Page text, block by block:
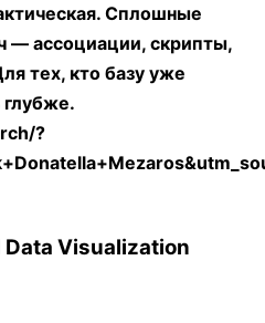
Сплошные
— ассоциации, скрипты,
тех, кто базу уже
глубже.
?
Visualization